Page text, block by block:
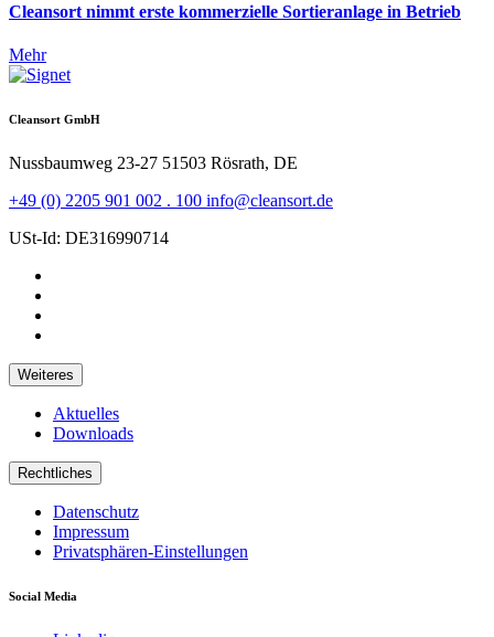
Cleansort nimmt erste kommerzielle Sortieranlage in Betrieb
Mehr
Cleansort GmbH
Nussbaumweg 23-27 51503 Rösrath, DE
+49 (0) 2205 901 002 . 100 info@cleansort.de
USt-Id: DE316990714
Weiteres
Aktuelles
Downloads
Rechtliches
Datenschutz
Impressum
Privatsphären-Einstellungen
Social Media